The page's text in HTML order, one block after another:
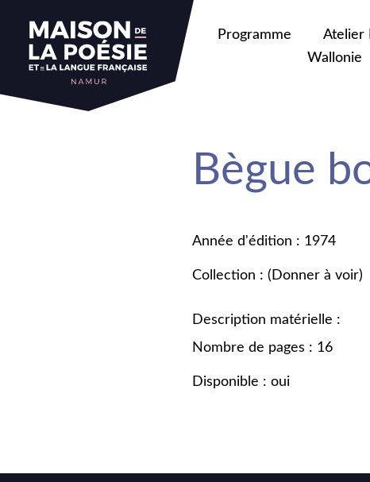
Programme
Atelier
Wallonie
Bègue
Année d'édition : 1974
Collection : (Donner à voir)
Description matérielle :
Nombre de pages : 16
Disponible : oui